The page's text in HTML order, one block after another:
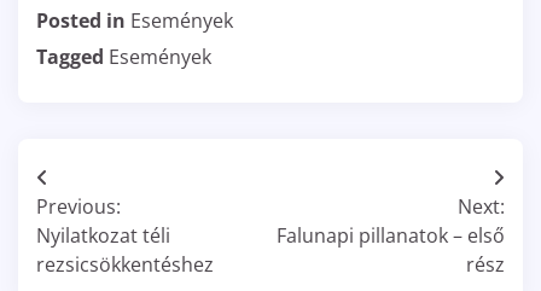
Posted in Események
Tagged Események
Bejegyzés
navigáció
Previous:
Nyilatkozat téli
rezsicsökkentéshez
Next:
Falunapi pillanatok – első
rész